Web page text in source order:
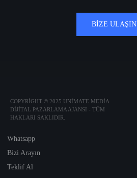
BIZE ULAŞIN
COPYRIGHT © 2025 UNIMATE MEDIA
DIJITAL PAZARLAMA AJANSI - TÜM
HAKLARI SAKLIDIR.
Whatsapp
Bizi Arayın
Teklif Al